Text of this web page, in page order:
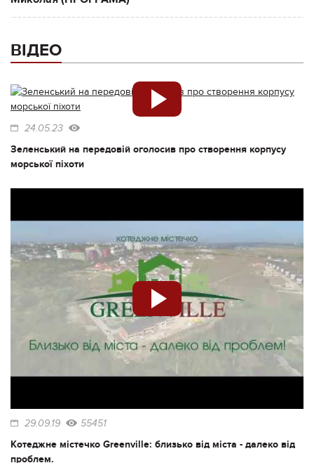
ВІДЕО
24.05.23
Зеленський на передовій оголосив про створення корпусу
морської піхоти
29.09.19 55451
Котеджне містечко Greenville: близько від міста - далеко від
проблем.